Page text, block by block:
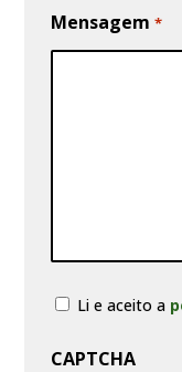
Mensagem *
Li e aceito a
CAPTCHA